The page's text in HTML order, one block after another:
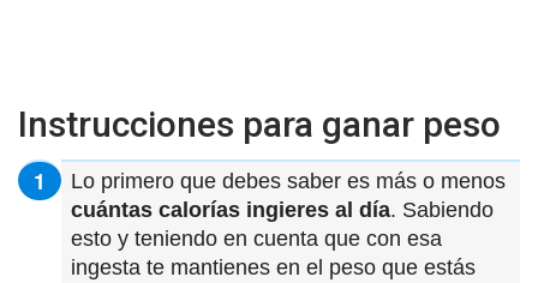
Instrucciones para ganar peso
Lo primero que debes saber es más o menos
cuántas calorías ingieres al día. Sabiendo
esto y teniendo en cuenta que con esa
ingesta te mantienes en el peso que estás